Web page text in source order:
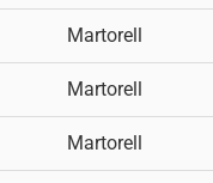
Martorell
Martorell
Martorell